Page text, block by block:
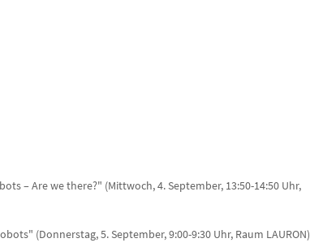
– Are we there?" (Mittwoch, 4. September, 13:50-14:50 Uhr,
(Donnerstag, 5. September, 9:00-9:30 Uhr, Raum LAURON)